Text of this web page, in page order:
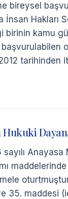
bireysel
İnsan Hakları
birinin kamu
tarihinden
35. maddesi